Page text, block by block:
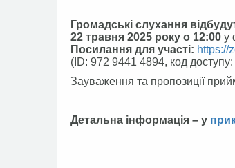
Громадські слухання
22 травня 2025 року о 12:00 у
Посилання для участі: https://
(ID: 972 9441 4894, код
Зауваження та пропозиції
Детальна інформація – у